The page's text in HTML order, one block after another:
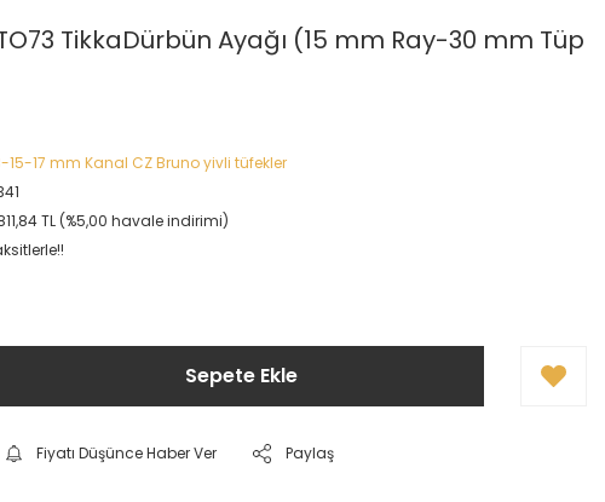
TikkaDürbün Ayağı (15 mm Ray-30 mm Tüp
15-17 mm Kanal CZ Bruno yivli tüfekler
TL (%5,00 havale indirimi)
Sepete Ekle
Fiyatı Düşünce Haber Ver Paylaş